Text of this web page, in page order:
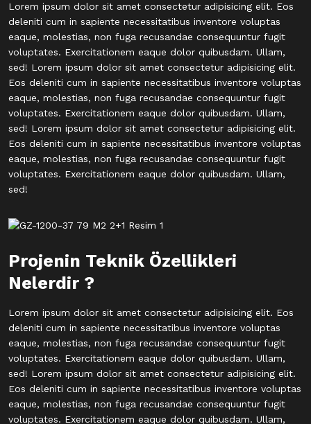
Lorem ipsum dolor sit amet consectetur adipisicing elit. Eos
deleniti cum in sapiente necessitatibus inventore voluptas
eaque, molestias, non fuga recusandae consequuntur fugit
voluptates. Exercitationem eaque dolor quibusdam. Ullam,
sed! Lorem ipsum dolor sit amet consectetur adipisicing elit.
Eos deleniti cum in sapiente necessitatibus inventore voluptas
eaque, molestias, non fuga recusandae consequuntur fugit
voluptates. Exercitationem eaque dolor quibusdam. Ullam,
sed! Lorem ipsum dolor sit amet consectetur adipisicing elit.
Eos deleniti cum in sapiente necessitatibus inventore voluptas
eaque, molestias, non fuga recusandae consequuntur fugit
voluptates. Exercitationem eaque dolor quibusdam. Ullam,
sed!
Projenin Teknik Özellikleri
Nelerdir ?
Lorem ipsum dolor sit amet consectetur adipisicing elit. Eos
deleniti cum in sapiente necessitatibus inventore voluptas
eaque, molestias, non fuga recusandae consequuntur fugit
voluptates. Exercitationem eaque dolor quibusdam. Ullam,
sed! Lorem ipsum dolor sit amet consectetur adipisicing elit.
Eos deleniti cum in sapiente necessitatibus inventore voluptas
eaque, molestias, non fuga recusandae consequuntur fugit
voluptates. Exercitationem eaque dolor quibusdam. Ullam,